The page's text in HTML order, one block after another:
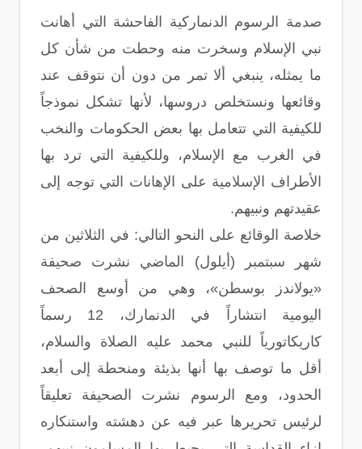
صدمة الرسوم الدنماركية الفاحشة التي أهانت
نبي الإسلام وسخرت منه وحطت من شأن كل
ما يمثله، ينبغي ألا تمر من دون أن نتوقف عند
وقائعها ونستخلص دروسها، لأنها تشكل نموذجاً
للكيفية التي تتعامل بها بعض الحكومات والنخب
في الغرب مع الإسلام، وللكيفية التي ترد بها
الأطراف الإسلامية على الإهانات التي توجه إلى
عقيدتهم ونبيهم.
خلاصة الوقائع على النحو التالي: في الثلاثين من
شهر سبتمبر (أيلول) الماضي نشرت صحيفة
«يولاندز بوسطن»، وهي من أوسع الصحف
اليومية انتشاراً في الدنمارك، 12 رسماً
كاريكاتورياً للنبي محمد عليه الصلاة والسلام،
أقل ما توصف بها أنها بذيئة ومنحطة إلى أبعد
الحدود، ومع الرسوم نشرت الصحيفة تعليقاً
لرئيس تحريرها عبر فيه عن دهشته واستنكاره